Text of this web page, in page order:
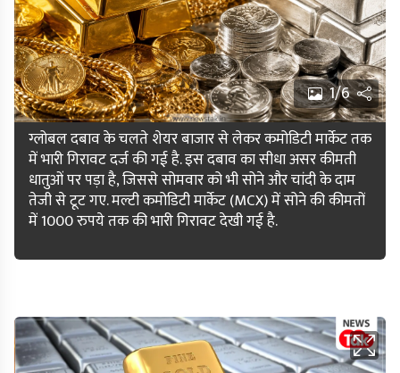
1/6
ग्लोबल दबाव के चलते शेयर बाजार से लेकर कमोडिटी मार्केट तक
में भारी गिरावट दर्ज की गई है. इस दबाव का सीधा असर कीमती
धातुओं पर पड़ा है, जिससे सोमवार को भी सोने और चांदी के दाम
तेजी से टूट गए. मल्टी कमोडिटी मार्केट (MCX) में सोने की कीमतों
में 1000 रुपये तक की भारी गिरावट देखी गई है.